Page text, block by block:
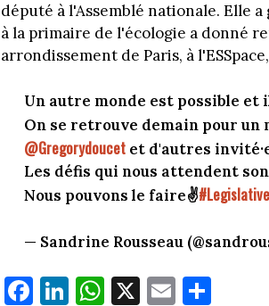
député à l'Assemblé nationale. Elle
à la primaire de l'écologie a donné
arrondissement de Paris, à
Un autre monde est possible et
On se retrouve demain pour
@Gregorydoucetet d'autres
Les défis qui nous attendent
Nous pouvons le faire✌️
— Sandrine Rousseau
Fa Li W X E